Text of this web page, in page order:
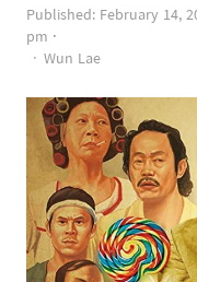
Published: February 14,
pm
Author
Wun Lae